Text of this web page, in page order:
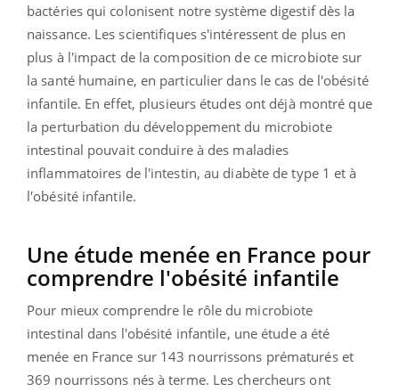
bactéries qui colonisent notre système digestif dès la
naissance. Les scientifiques s'intéressent de plus en
plus à l'impact de la composition de ce microbiote sur
la santé humaine, en particulier dans le cas de l'obésité
infantile. En effet, plusieurs études ont déjà montré que
la perturbation du développement du microbiote
intestinal pouvait conduire à des maladies
inflammatoires de l'intestin, au diabète de type 1 et à
l'obésité infantile.
Une étude menée en France pour
comprendre l'obésité infantile
Pour mieux comprendre le rôle du microbiote
intestinal dans l'obésité infantile, une étude a été
menée en France sur 143 nourrissons prématurés et
369 nourrissons nés à terme. Les chercheurs ont